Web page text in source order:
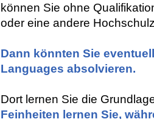
können Sie ohne
oder eine andere
Dann könnten Sie
Languages absolvieren.
Dort lernen Sie die
Feinheiten lernen Sie,